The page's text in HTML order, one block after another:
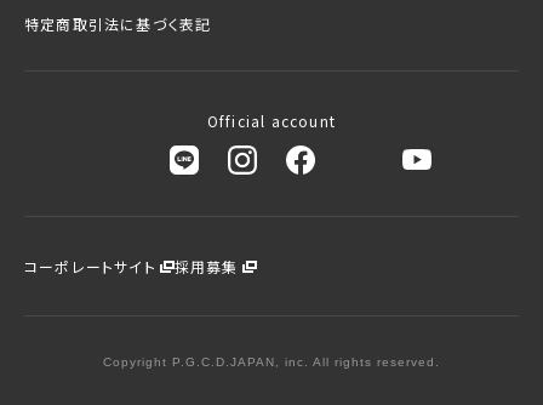
特定商取引法に基づく表記
Official account
コーポレートサイト 採用募集
Copyright P.G.C.D.JAPAN, inc. All rights reserved.